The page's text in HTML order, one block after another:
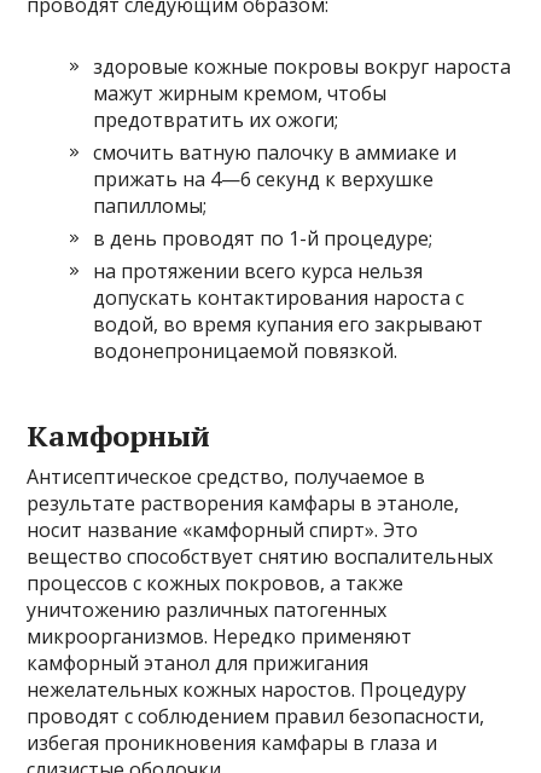
проводят следующим образом:
здоровые кожные покровы вокруг нароста
мажут жирным кремом, чтобы
предотвратить их ожоги;
смочить ватную палочку в аммиаке и
прижать на 4—6 секунд к верхушке
папилломы;
в день проводят по 1-й процедуре;
на протяжении всего курса нельзя
допускать контактирования нароста с
водой, во время купания его закрывают
водонепроницаемой повязкой.
Камфорный
Антисептическое средство, получаемое в
результате растворения камфары в этаноле,
носит название «камфорный спирт». Это
вещество способствует снятию воспалительных
процессов с кожных покровов, а также
уничтожению различных патогенных
микроорганизмов. Нередко применяют
камфорный этанол для прижигания
нежелательных кожных наростов. Процедуру
проводят с соблюдением правил безопасности,
избегая проникновения камфары в глаза и